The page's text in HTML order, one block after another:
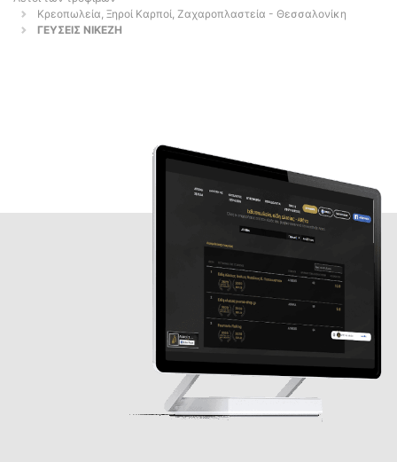
Κρεοπωλεία, Ξηροί Καρποί, Ζαχαροπλαστεία - Θεσσαλονίκη
ΓΕΥΣΕΙΣ ΝΙΚΕΖΗ